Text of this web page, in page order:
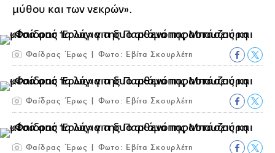
μύθου και των νεκρών».
Φαίδρας Έρως | Φωτο: Εβίτα Σκουρλέτη
Φαίδρας Έρως | Φωτο: Εβίτα Σκουρλέτη
Φαίδρας Έρως | Φωτο: Εβίτα Σκουρλέτη